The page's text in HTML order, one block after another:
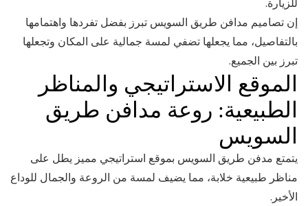
للزيارة.
إن تصاميم مدافن طريق السويس تبرز بفضل تفردها واهتمامها
بالتفاصيل، مما يجعلها تضفي لمسة جمالية على المكان وتجعلها
تبرز بين الجميع.
الموقع الاستراتيجي والمناظر
الطبيعية: روعة مدافن طريق
السويس
يتمتع مدفن طريق السويس بموقع استراتيجي مميز يطل على
مناظر طبيعية خلابة، مما يضيف لمسة من الروعة والجمال للوداع
الأخير.